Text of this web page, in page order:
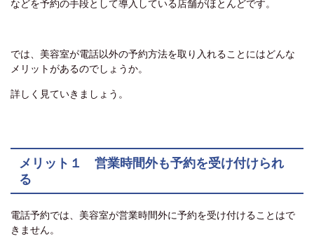
などを予約の手段として導入している店舗がほとんどです。
では、美容室が電話以外の予約方法を取り入れることにはどんな
メリットがあるのでしょうか。
詳しく見ていきましょう。
メリット１ 営業時間外も予約を受け付けられ
る
電話予約では、美容室が営業時間外に予約を受け付けることはで
きません。